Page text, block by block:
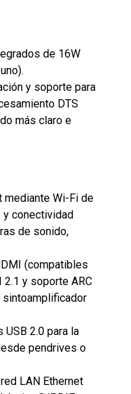
de 16W
y soporte para
DTS
más claro e
mediante Wi-Fi de
y conectividad
de sonido,
(compatibles
y soporte ARC
sintoamplificador
USB 2.0 para la
pendrives o
LAN Ethernet